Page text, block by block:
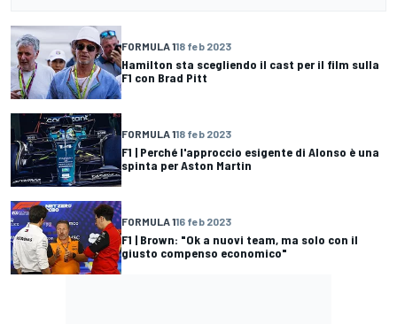
FORMULA 118 feb 2023
Hamilton sta scegliendo il cast per il film sulla
F1 con Brad Pitt
FORMULA 118 feb 2023
F1 | Perché l'approccio esigente di Alonso è una
spinta per Aston Martin
FORMULA 116 feb 2023
F1 | Brown: "Ok a nuovi team, ma solo con il
giusto compenso economico"